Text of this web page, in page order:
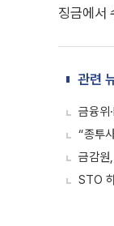
징금에서
관련
금융위
“종투
금감원
STO